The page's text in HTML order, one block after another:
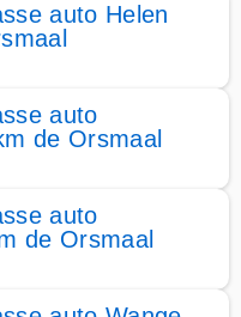
auto Helen
auto
de Orsmaal
auto
de Orsmaal